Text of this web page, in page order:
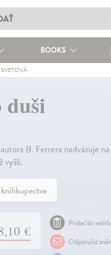
BOOKS
SVETOVÁ
duši
B. Ferrera nadväzuje
vyšli.
€
Pridať do
Odporučiť